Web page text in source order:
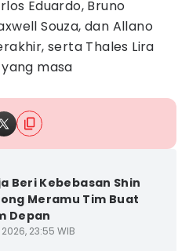
Eduardo, Bruno
Souza, dan Allano
serta Thales Lira
masa
Beri Kebebasan Shin
Meramu Tim Buat
Depan
23:55 WIB